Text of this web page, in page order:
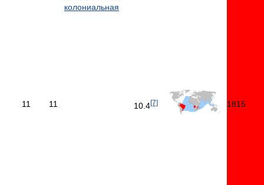
11 11
колониальная
10.4[7] 1815